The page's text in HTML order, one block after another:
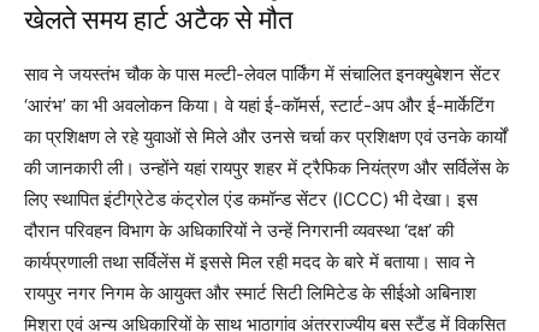
खेलते समय हार्ट अटैक से मौत
साव ने जयस्तंभ चौक के पास मल्टी-लेवल पार्किंग में संचालित इनक्युबेशन सेंटर
‘आरंभ’ का भी अवलोकन किया। वे यहां ई-कॉमर्स, स्टार्ट-अप और ई-मार्केटिंग
का प्रशिक्षण ले रहे युवाओं से मिले और उनसे चर्चा कर प्रशिक्षण एवं उनके कार्यों
की जानकारी ली। उन्होंने यहां रायपुर शहर में ट्रैफिक नियंत्रण और सर्विलेंस के
लिए स्थापित इंटीग्रेटेड कंट्रोल एंड कमॉन्ड सेंटर (ICCC) भी देखा। इस
दौरान परिवहन विभाग के अधिकारियों ने उन्हें निगरानी व्यवस्था ‘दक्ष’ की
कार्यप्रणाली तथा सर्विलेंस में इससे मिल रही मदद के बारे में बताया। साव ने
रायपुर नगर निगम के आयुक्त और स्मार्ट सिटी लिमिटेड के सीईओ अबिनाश
मिश्रा एवं अन्य अधिकारियों के साथ भाठागांव अंतरराज्यीय बस स्टैंड में विकसित